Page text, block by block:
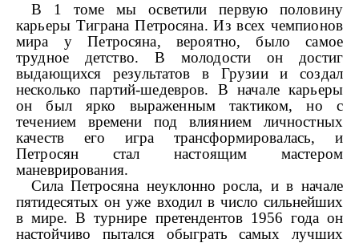
В 1 томе мы осветили первую половину
карьеры Тиграна Петросяна. Из всех чемпионов
мира у Петросяна, вероятно, было самое
трудное детство. В молодости он достиг
выдающихся результатов в Грузии и создал
несколько партий-шедевров. В начале карьеры
он был ярко выраженным тактиком, но с
течением времени под влиянием личностных
качеств его игра трансформировалась, и
Петросян стал настоящим мастером
маневрирования.
Сила Петросяна неуклонно росла, и в начале
пятидесятых он уже входил в число сильнейших
в мире. В турнире претендентов 1956 года он
настойчиво пытался обыграть самых лучших